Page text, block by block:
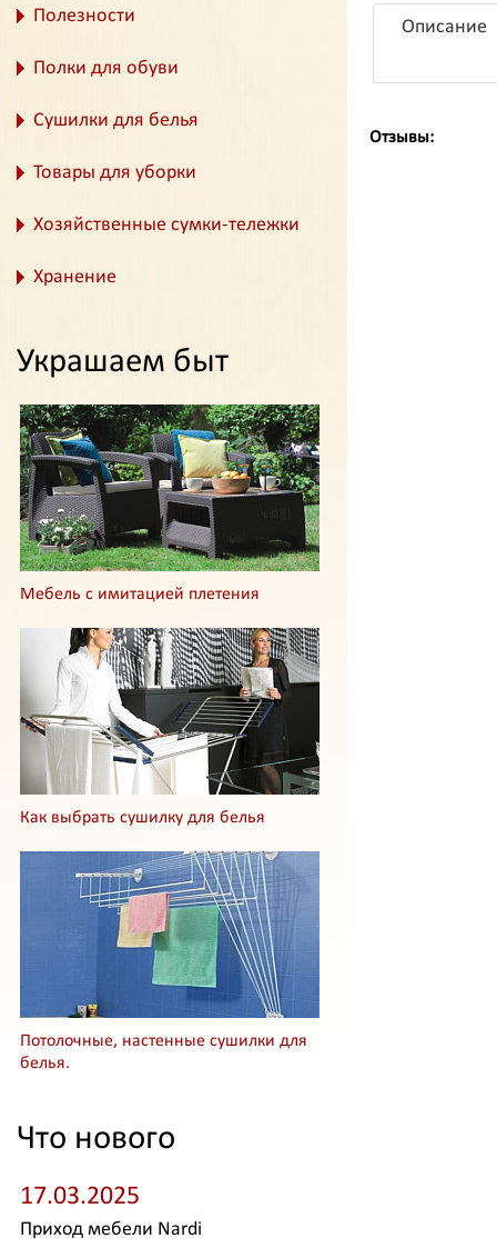
Полезности
Полки для обуви
Сушилки для белья
Товары для уборки
Хозяйственные сумки-тележки
Хранение
Украшаем быт
Мебель с имитацией плетения
Как выбрать сушилку для белья
Потолочные, настенные сушилки для
белья.
Что нового
17.03.2025
Приход мебели Nardi
Описание
Отзывы: